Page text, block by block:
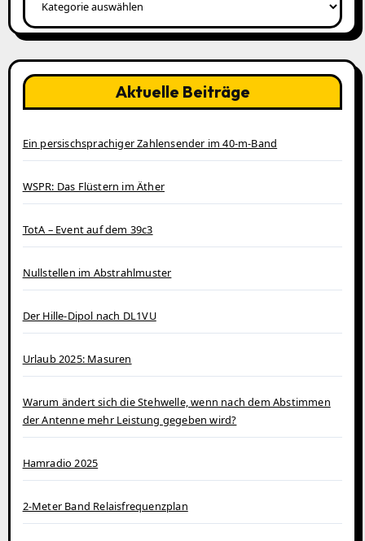
Aktuelle Beiträge
Ein persischsprachiger Zahlensender im 40‑m‑Band
WSPR: Das Flüstern im Äther
TotA – Event auf dem 39c3
Nullstellen im Abstrahlmuster
Der Hille-Dipol nach DL1VU
Urlaub 2025: Masuren
Warum ändert sich die Stehwelle, wenn nach dem Abstimmen
der Antenne mehr Leistung gegeben wird?
Hamradio 2025
2-Meter Band Relaisfrequenzplan